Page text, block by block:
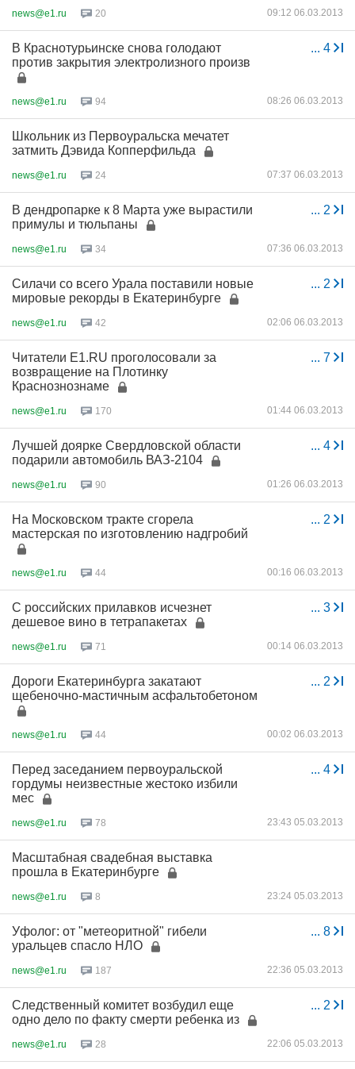
news@e1.ru 20 09:12 06.03.2013
... 4
В Краснотурьинске снова голодают
против закрытия электролизного произв
news@e1.ru 94 08:26 06.03.2013
Школьник из Первоуральска мечатет
затмить Дэвида Копперфильда
news@e1.ru 24 07:37 06.03.2013
... 2
В дендропарке к 8 Марта уже вырастили
примулы и тюльпаны
news@e1.ru 34 07:36 06.03.2013
... 2
Силачи со всего Урала поставили новые
мировые рекорды в Екатеринбурге
news@e1.ru 42 02:06 06.03.2013
... 7
Читатели E1.RU проголосовали за
возвращение на Плотинку
Краснознознаме
news@e1.ru 170 01:44 06.03.2013
... 4
Лучшей доярке Свердловской области
подарили автомобиль ВАЗ-2104
news@e1.ru 90 01:26 06.03.2013
... 2
На Московском тракте сгорела
мастерская по изготовлению надгробий
news@e1.ru 44 00:16 06.03.2013
... 3
С российских прилавков исчезнет
дешевое вино в тетрапакетах
news@e1.ru 71 00:14 06.03.2013
... 2
Дороги Екатеринбурга закатают
щебеночно-мастичным асфальтобетоном
news@e1.ru 44 00:02 06.03.2013
... 4
Перед заседанием первоуральской
гордумы неизвестные жестоко избили
мес
news@e1.ru 78 23:43 05.03.2013
Масштабная свадебная выставка
прошла в Екатеринбурге
news@e1.ru 8 23:24 05.03.2013
... 8
Уфолог: от "метеоритной" гибели
уральцев спасло НЛО
news@e1.ru 187 22:36 05.03.2013
... 2
Следственный комитет возбудил еще
одно дело по факту смерти ребенка из
news@e1.ru 28 22:06 05.03.2013